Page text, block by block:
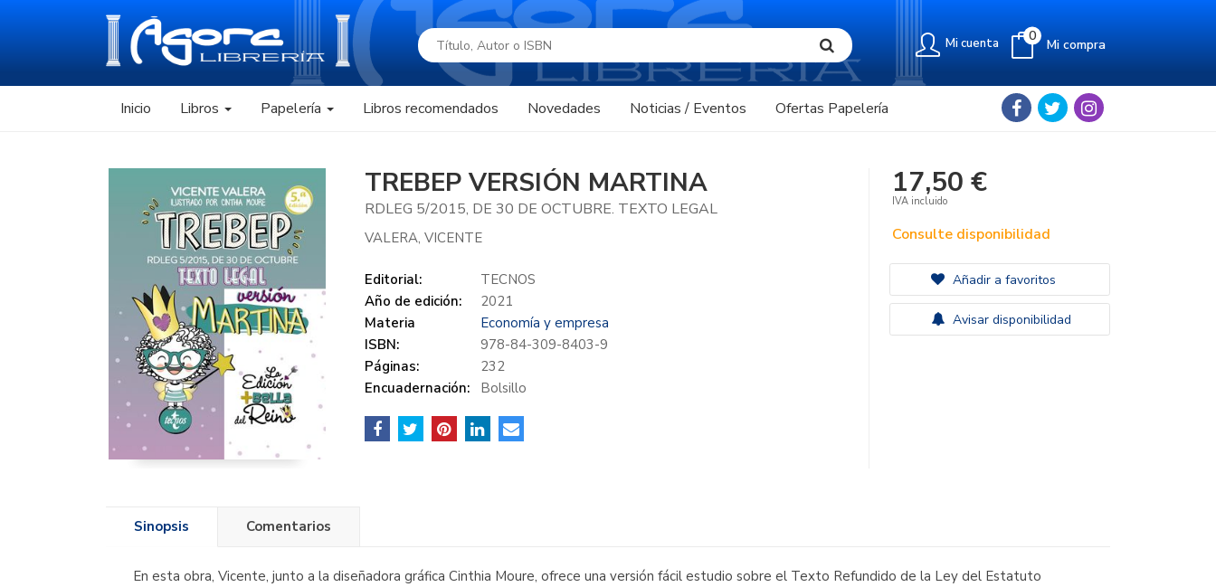
Mi cuenta Mi compra
0
Inicio Libros Papelería Libros recomendados Novedades Noticias / Eventos Ofertas Papelería
TREBEP VERSIÓN MARTINA
RDLEG 5/2015, DE 30 DE OCTUBRE. TEXTO LEGAL
VALERA, VICENTE
Editorial:
TECNOS
Año de edición:
2021
Materia
Economía y empresa
ISBN:
978-84-309-8403-9
Páginas:
232
Encuadernación:
Bolsillo
17,50 €
IVA incluido
Consulte disponibilidad
Añadir a favoritos
Avisar disponibilidad
Sinopsis Comentarios
En esta obra, Vicente, junto a la diseñadora gráfica Cinthia Moure, ofrece una versión fácil estudio sobre el Texto Refundido de la Ley del Estatuto